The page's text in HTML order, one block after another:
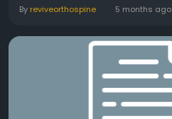
By reviveorthospine 5 months ago